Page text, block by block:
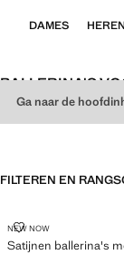
Ga naar de
DAMES HEREN
BALLERINA'S
ALLEMAALSANDALEN
FILTEREN EN
NEW NOW
Satijnen ballerina's
SATIJNEN